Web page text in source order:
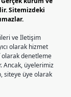
Sitemizdeki
ve İletişim
olarak hizmet
denetleme
Ancak, üyelerimiz
siteye üye olarak